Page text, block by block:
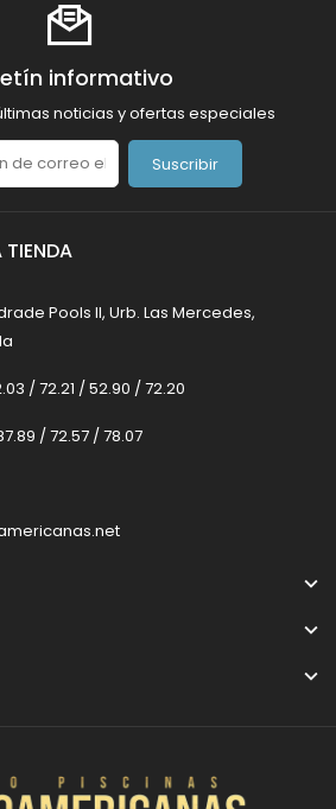
informativo
noticias y ofertas especiales
Suscribir
TIENDA
Pools II, Urb. Las Mercedes,
/ 72.21 / 52.90 / 72.20
/ 72.57 / 78.07